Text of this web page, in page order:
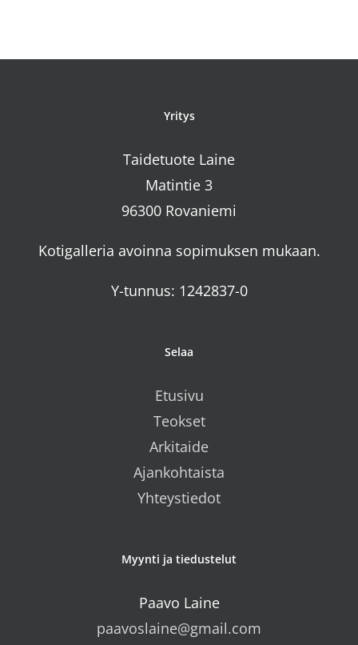
Yritys
Taidetuote Laine
Matintie 3
96300 Rovaniemi
Kotigalleria avoinna sopimuksen mukaan.
Y-tunnus: 1242837-0
Selaa
Etusivu
Teokset
Arkitaide
Ajankohtaista
Yhteystiedot
Myynti ja tiedustelut
Paavo Laine
paavoslaine@gmail.com